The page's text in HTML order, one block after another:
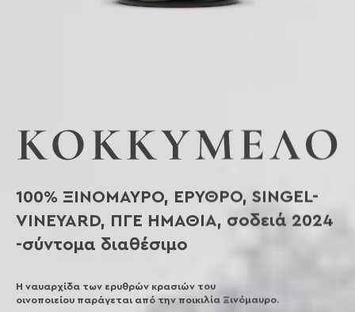
100% ΞΙΝΟΜΑΥΡΟ, ΕΡΥΘΡΟ, SINGEL-
VINEYARD, ΠΓΕ ΗΜΑΘΙΑ, σοδειά 2024
-σύντομα διαθέσιμο
Η ναυαρχίδα των ερυθρών κρασιών του
οινοποιείου παράγεται από την ποικιλία Ξινόμαυρο.